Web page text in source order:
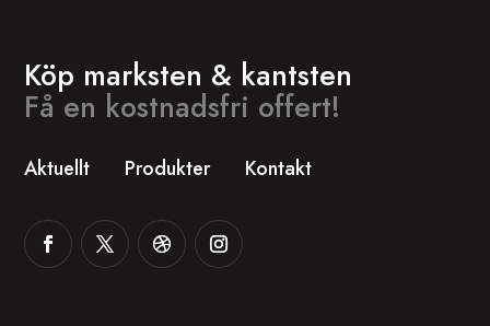
Köp marksten & kantsten
Få en kostnadsfri offert!
Aktuellt Produkter Kontakt